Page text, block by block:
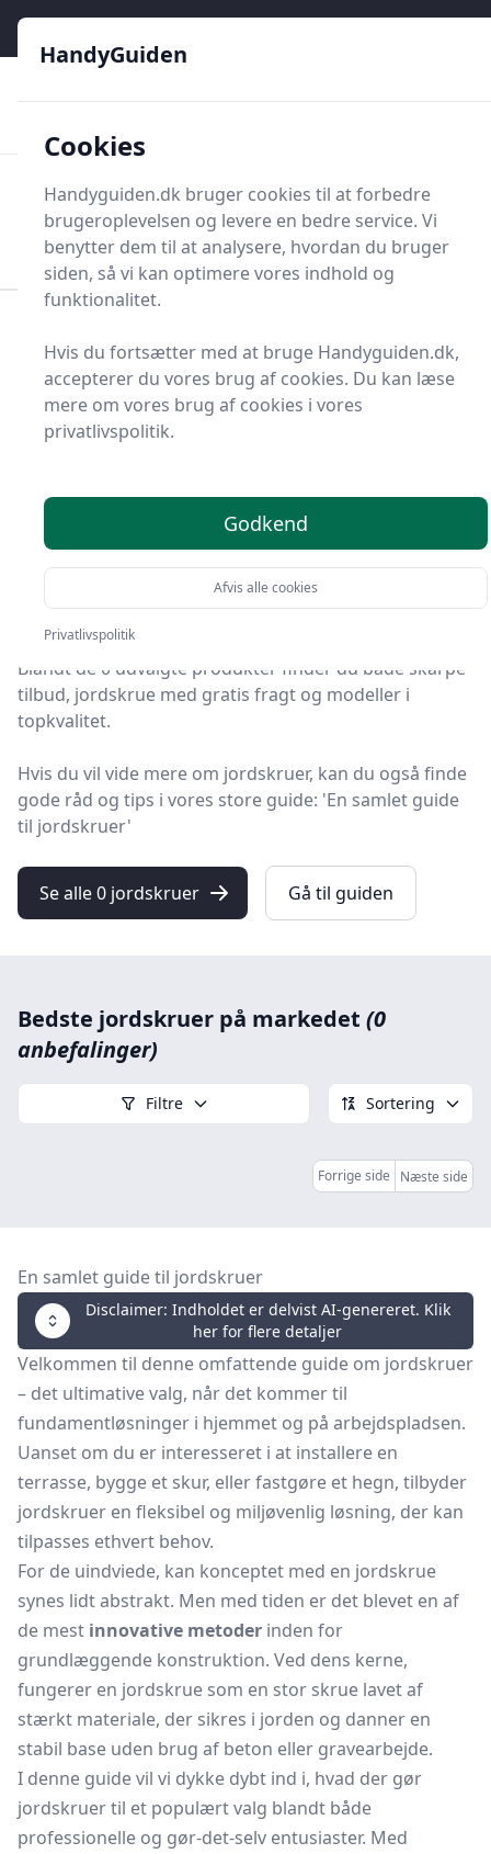
HandyGuiden
Søg nu
Søg nu
Håndværktøj
Skruetrækkere og skruer Jordskrue
Bedste jordskruer på
markedet - 0
anbefalinger
HandyGuiden er stedet at finde jordskruer. Vi har
samlet 0 top-produkter, så du hurtigt kan vælge det
bedste.
Blandt de 0 udvalgte produkter finder du både skarpe
tilbud, jordskrue med gratis fragt og modeller i
topkvalitet.
Hvis du vil vide mere om jordskruer, kan du også finde
gode råd og tips i vores store guide: 'En samlet guide
til jordskruer'
Se alle 0 jordskruer Gå til guiden
Bedste jordskruer på markedet (0
anbefalinger)
Filtre Sortering
Forrige side Næste side
En samlet guide til jordskruer
Disclaimer: Indholdet er delvist AI-genereret. Klik
her for flere detaljer
Velkommen til denne omfattende guide om jordskruer
– det ultimative valg, når det kommer til
fundamentløsninger i hjemmet og på arbejdspladsen.
Uanset om du er interesseret i at installere en
terrasse, bygge et skur, eller fastgøre et hegn, tilbyder
jordskruer en fleksibel og miljøvenlig løsning, der kan
tilpasses ethvert behov.
For de uindviede, kan konceptet med en jordskrue
synes lidt abstrakt. Men med tiden er det blevet en af
de mest innovative metoder inden for
grundlæggende konstruktion. Ved dens kerne,
fungerer en jordskrue som en stor skrue lavet af
stærkt materiale, der sikres i jorden og danner en
stabil base uden brug af beton eller gravearbejde.
I denne guide vil vi dykke dybt ind i, hvad der gør
jordskruer til et populært valg blandt både
professionelle og gør-det-selv entusiaster. Med
HandyGuiden
Cookies
Handyguiden.dk bruger cookies til at forbedre
brugeroplevelsen og levere en bedre service. Vi
benytter dem til at analysere, hvordan du bruger
siden, så vi kan optimere vores indhold og
funktionalitet.
Hvis du fortsætter med at bruge Handyguiden.dk,
accepterer du vores brug af cookies. Du kan læse
mere om vores brug af cookies i vores
privatlivspolitik.
Godkend
Afvis alle cookies
Privatlivspolitik